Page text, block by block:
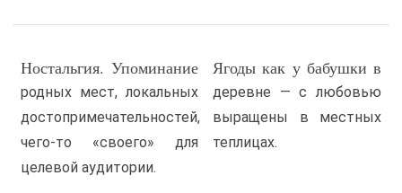
Ностальгия. Упоминание
родных мест, локальных
достопримечательностей,
чего-то «своего» для
целевой аудитории.
Ягоды как у бабушки в
деревне — с любовью
выращены в местных
теплицах.